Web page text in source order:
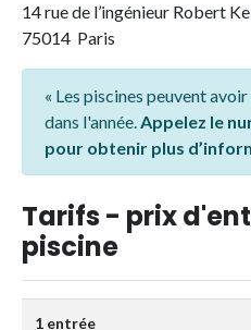
14 rue de l’ingénieur Robert
75014 Paris
« Les piscines peuvent
dans l'année.Appelez le
pour obtenir plus
Tarifs - prix
piscine
1 entrée